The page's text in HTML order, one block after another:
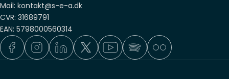
Mail: kontakt@s-e-a.dk
CVR: 31689791
EAN: 5798000560314